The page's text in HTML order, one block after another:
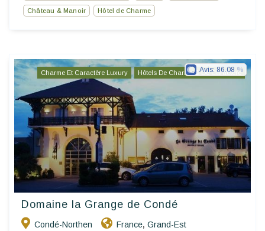
Château & Manoir Hôtel de Charme
Charme Et Caractère Luxury Hôtels De Charme & De Caractère
Domaine la Grange de Condé
Condé-Northen France, Grand-Est
Avis: 86.08